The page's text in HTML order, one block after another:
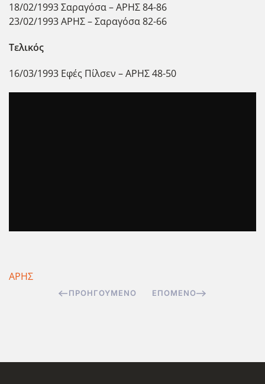
18/02/1993 Σαραγόσα – ΑΡΗΣ 84-86
23/02/1993 ΑΡΗΣ – Σαραγόσα 82-66
Τελικός
16/03/1993 Εφές Πίλσεν – ΑΡΗΣ 48-50
ΑΡΗΣ
ΠΡΟΗΓΟΎΜΕΝΟ ΕΠΌΜΕΝΟ